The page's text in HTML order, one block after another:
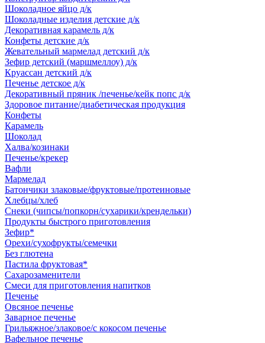
Шоколадное яйцо д/к
Шоколадные изделия детские д/к
Декоративная карамель д/к
Конфеты детские д/к
Жевательный мармелад детский д/к
Зефир детский (маршмеллоу) д/к
Круассан детский д/к
Печенье детское д/к
Декоративный пряник /печенье/кейк попс д/к
Здоровое питание/диабетическая продукция
Конфеты
Карамель
Шоколад
Халва/козинаки
Печенье/крекер
Вафли
Мармелад
Батончики злаковые/фруктовые/протеиновые
Хлебцы/хлеб
Снеки (чипсы/попкорн/сухарики/крендельки)
Продукты быстрого приготовления
Зефир*
Орехи/сухофрукты/семечки
Без глютена
Пастила фруктовая*
Сахарозаменители
Смеси для приготовления напитков
Печенье
Овсяное печенье
Заварное печенье
Грильяжное/злаковое/с кокосом печенье
Вафельное печенье